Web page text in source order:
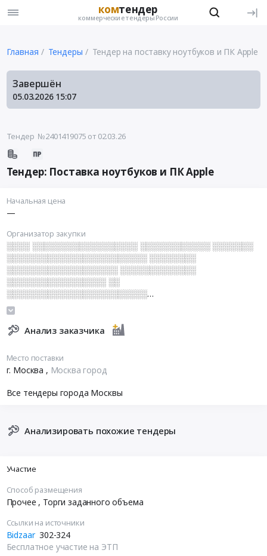
комтендер
коммерческие тендеры России
Главная Тендеры Тендер на поставку ноутбуков и ПК Apple
Завершён
05.03.2026 15:07
Тендер №2401419075 от 02.03.26
Тендер: Поставка ноутбуков и ПК Apple
Начальная цена
—
Организатор закупки
░░░░ ░░░░░░░░░░░░░░░░░░ ░░░░░░░░░░░░ ░░░░░░░
░░░░░░░░░░░░░░░░░░░░░░░░ ░░░░░░░░
░░░░░░░░░░░░░░░░░░░ ░░░░░░░░░░░░░
░░░░░░░░░░░░░░░░░ ░░
░░░░░░░░░░░░░░░░░░░░░░░░
░░░░░░░░░░░░░░░░░░░░░░░░░░░░░░░░░
Анализ заказчика
Место поставки
г. Москва , Москва город
Все тендеры города Москвы
Анализировать похожие тендеры
Участие
Способ размещения
Прочее , Торги заданного объема
Ссылки на источники
Bidzaar 302-324
Бесплатное участие на ЭТП